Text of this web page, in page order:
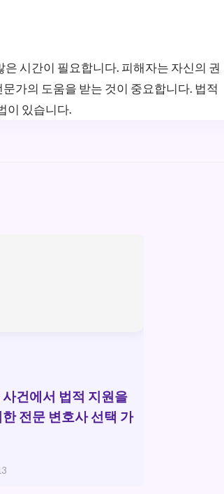
시간이 필요합니다. 피해자는 자신의 권
문가의 도움을 받는 것이 중요합니다. 법적
이 있습니다.
사건에서 법적 지원을
한 전문 변호사 선택 가